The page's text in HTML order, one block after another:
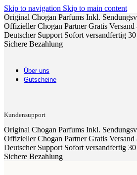
Skip to navigation Skip to main content
Original Chogan Parfums Inkl.
Offizieller Chogan PartnerGratis Versand
Deutscher Support Sofort versandfertig
Sichere Bezahlung
Über uns
Gutscheine
Kundensupport
Original Chogan Parfums Inkl.
Offizieller Chogan PartnerGratis Versand
Deutscher Support Sofort versandfertig
Sichere Bezahlung